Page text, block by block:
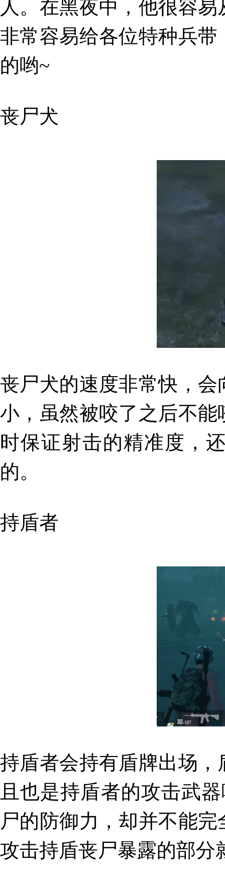
人。在黑夜中，他很容
非常容易给各位特种兵
的哟~
丧尸犬
丧尸犬的速度非常快 ，
小 ，虽然被咬了之后不
时保证射击的精准度，
的。
持盾者
持盾者会持有盾牌出场
且也是持盾者的攻击武
尸的防御力，却并不能
攻击持盾丧尸暴露的部分